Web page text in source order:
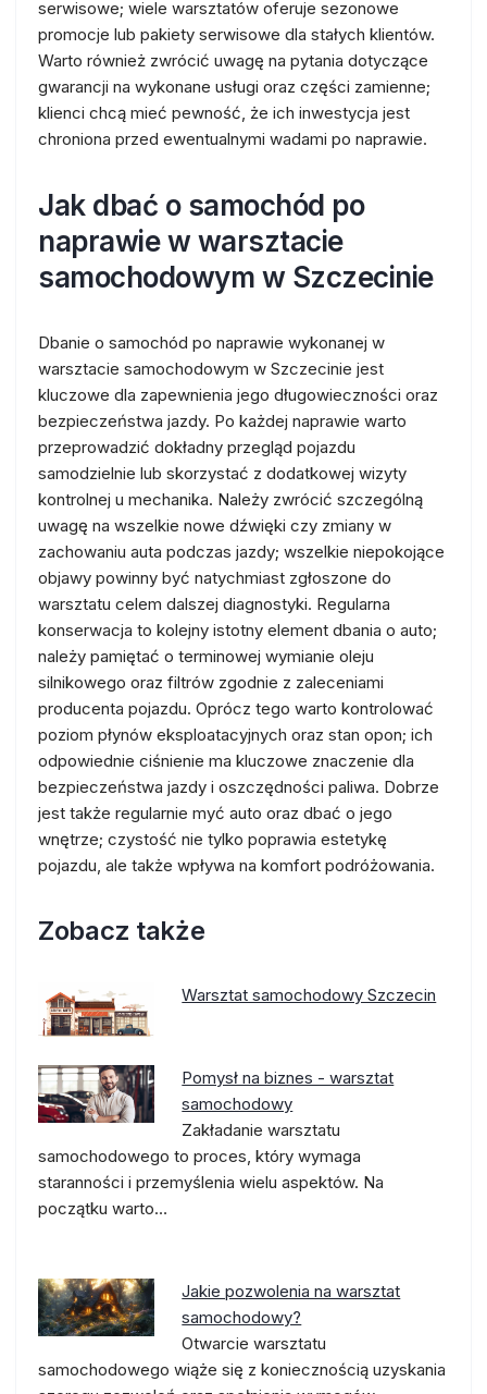
serwisowe; wiele warsztatów oferuje sezonowe
promocje lub pakiety serwisowe dla stałych klientów.
Warto również zwrócić uwagę na pytania dotyczące
gwarancji na wykonane usługi oraz części zamienne;
klienci chcą mieć pewność, że ich inwestycja jest
chroniona przed ewentualnymi wadami po naprawie.
Jak dbać o samochód po
naprawie w warsztacie
samochodowym w Szczecinie
Dbanie o samochód po naprawie wykonanej w
warsztacie samochodowym w Szczecinie jest
kluczowe dla zapewnienia jego długowieczności oraz
bezpieczeństwa jazdy. Po każdej naprawie warto
przeprowadzić dokładny przegląd pojazdu
samodzielnie lub skorzystać z dodatkowej wizyty
kontrolnej u mechanika. Należy zwrócić szczególną
uwagę na wszelkie nowe dźwięki czy zmiany w
zachowaniu auta podczas jazdy; wszelkie niepokojące
objawy powinny być natychmiast zgłoszone do
warsztatu celem dalszej diagnostyki. Regularna
konserwacja to kolejny istotny element dbania o auto;
należy pamiętać o terminowej wymianie oleju
silnikowego oraz filtrów zgodnie z zaleceniami
producenta pojazdu. Oprócz tego warto kontrolować
poziom płynów eksploatacyjnych oraz stan opon; ich
odpowiednie ciśnienie ma kluczowe znaczenie dla
bezpieczeństwa jazdy i oszczędności paliwa. Dobrze
jest także regularnie myć auto oraz dbać o jego
wnętrze; czystość nie tylko poprawia estetykę
pojazdu, ale także wpływa na komfort podróżowania.
Zobacz także
Warsztat samochodowy Szczecin
Pomysł na biznes - warsztat
samochodowy
Zakładanie warsztatu
samochodowego to proces, który wymaga
staranności i przemyślenia wielu aspektów. Na
początku warto…
Jakie pozwolenia na warsztat
samochodowy?
Otwarcie warsztatu
samochodowego wiąże się z koniecznością uzyskania